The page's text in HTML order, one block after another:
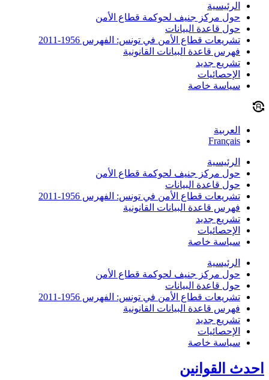
الرئيسية
حول مركز جنيف لحوكمة قطاع الأمن
حول قاعدة البيانات
تشريعات قطاع الأمن في تونس: الفهرس 1956-2011
فهرس قاعدة البيانات القانونية
تشريع جديد
الإحصائيات
سياسة خاصة
العربية
Français
الرئيسية
حول مركز جنيف لحوكمة قطاع الأمن
حول قاعدة البيانات
تشريعات قطاع الأمن في تونس: الفهرس 1956-2011
فهرس قاعدة البيانات القانونية
تشريع جديد
الإحصائيات
سياسة خاصة
الرئيسية
حول مركز جنيف لحوكمة قطاع الأمن
حول قاعدة البيانات
تشريعات قطاع الأمن في تونس: الفهرس 1956-2011
فهرس قاعدة البيانات القانونية
تشريع جديد
الإحصائيات
سياسة خاصة
احدث القوانين